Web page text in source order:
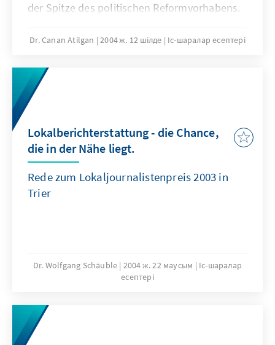
der Spitze des politischen Reformvorhabens.
Dr. Canan Atilgan 2004 ж. 12 шілде Іс-шаралар есептері
Lokalberichterstattung - die Chance,
die in der Nähe liegt.
Rede zum Lokaljournalistenpreis 2003 in
Trier
Dr. Wolfgang Schäuble 2004 ж. 22 маусым
Іс-шаралар
есептері